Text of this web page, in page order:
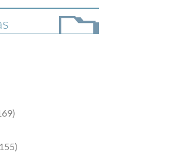
Academia Española,
con el buen uso del
de comunicación y en